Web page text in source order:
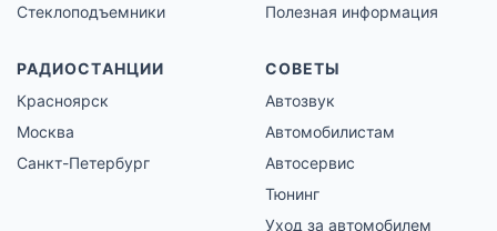
Стеклоподъемники
Полезная информация
РАДИОСТАНЦИИ
Красноярск
Москва
Санкт-Петербург
СОВЕТЫ
Автозвук
Автомобилистам
Автосервис
Тюнинг
Уход за автомобилем